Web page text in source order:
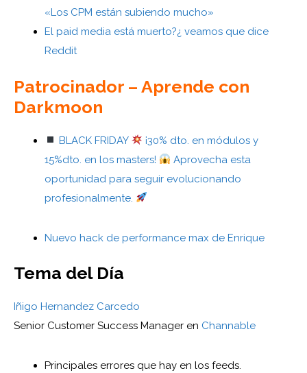
«Los CPM están subiendo mucho»
El paid media está muerto?¿ veamos que dice
Reddit
Patrocinador – Aprende con
Darkmoon
BLACK FRIDAY
¡30% dto. en módulos y
15%dto. en los masters!
Aprovecha esta
oportunidad para seguir evolucionando
profesionalmente.
Nuevo hack de performance max de Enrique
Tema del Día
Iñigo Hernandez Carcedo
Senior Customer Success Manager en Channable
Principales errores que hay en los feeds.